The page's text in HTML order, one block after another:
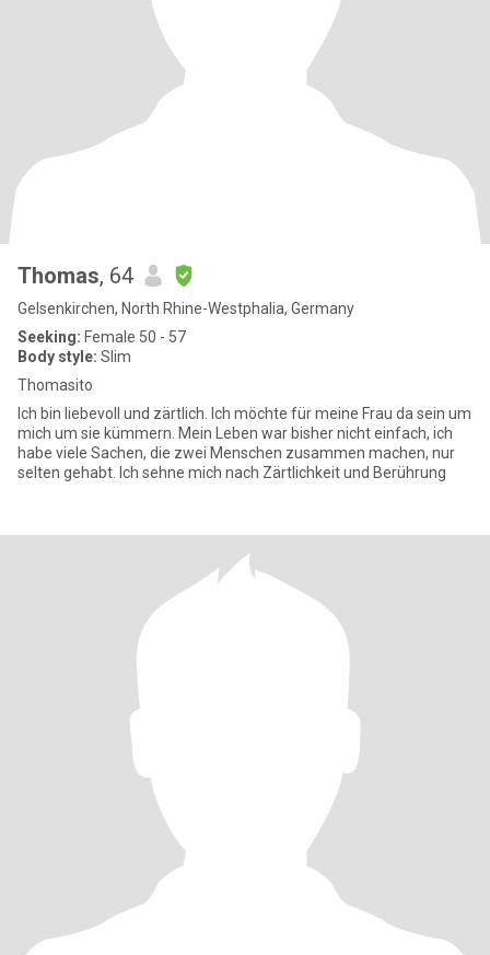
Thomas, 64
Gelsenkirchen, North Rhine-Westphalia, Germany
Seeking: Female 50 - 57
Body style: Slim
Thomasito
Ich bin liebevoll und zärtlich. Ich möchte für meine Frau da sein um
mich um sie kümmern. Mein Leben war bisher nicht einfach, ich
habe viele Sachen, die zwei Menschen zusammen machen, nur
selten gehabt. Ich sehne mich nach Zärtlichkeit und Berührung